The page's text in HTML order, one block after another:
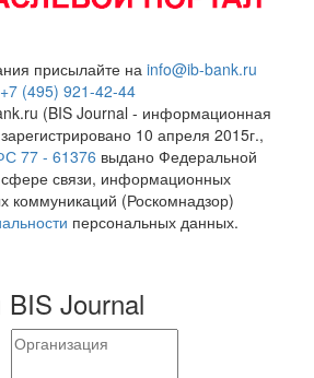
присылайте на info@ib-bank.ru
+7 (495) 921-42-44
(BIS Journal - информационная
10 апреля 2015г.,
77 - 61376 выдано Федеральной
связи, информационных
коммуникаций (Роскомнадзор)
персональных данных.
BIS Journal